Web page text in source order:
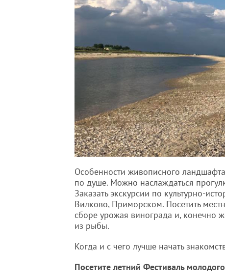
Особенности живописного
по душе. Можно наслаждаться
Заказать экскурсии по культурно-
Вилково, Приморском. Посетить
сборе урожая винограда и, конечно
из рыбы.
Когда и с чего лучше начать
Посетите летний Фестиваль